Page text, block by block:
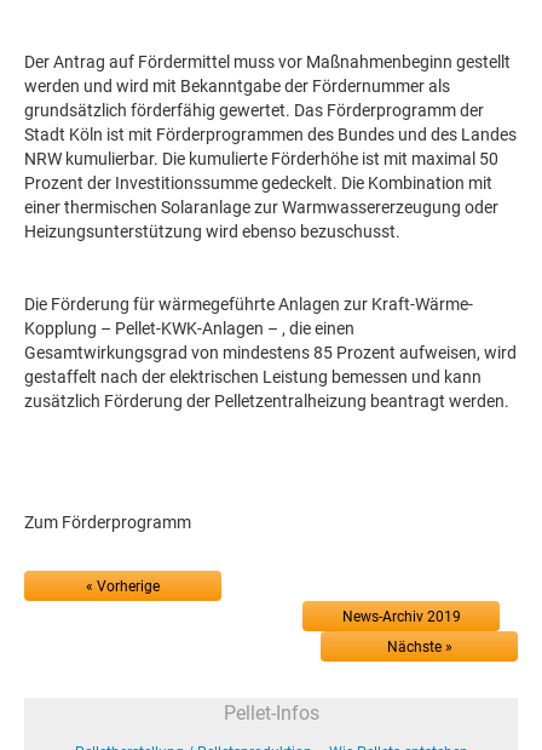
Der Antrag auf Fördermittel muss vor Maßnahmenbeginn gestellt
werden und wird mit Bekanntgabe der Fördernummer als
grundsätzlich förderfähig gewertet. Das Förderprogramm der
Stadt Köln ist mit Förderprogrammen des Bundes und des Landes
NRW kumulierbar. Die kumulierte Förderhöhe ist mit maximal 50
Prozent der Investitionssumme gedeckelt. Die Kombination mit
einer thermischen Solaranlage zur Warmwassererzeugung oder
Heizungsunterstützung wird ebenso bezuschusst.
Die Förderung für wärmegeführte Anlagen zur Kraft-Wärme-
Kopplung – Pellet-KWK-Anlagen – , die einen
Gesamtwirkungsgrad von mindestens 85 Prozent aufweisen, wird
gestaffelt nach der elektrischen Leistung bemessen und kann
zusätzlich Förderung der Pelletzentralheizung beantragt werden.
Zum Förderprogramm
« Vorherige
News-Archiv 2019
Nächste »
Pellet-Infos